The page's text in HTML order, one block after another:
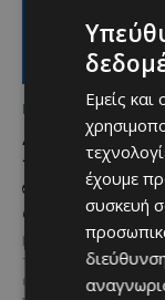
ΜΈΝΟΥΜΕ
Διεθνώς
κρασιά στην
σχέση
από τη Lidl
Με σφραγίδα
τους Masters of
εταιρείας συνδυάζει
Εμείς και
έχουμε
συσκευή